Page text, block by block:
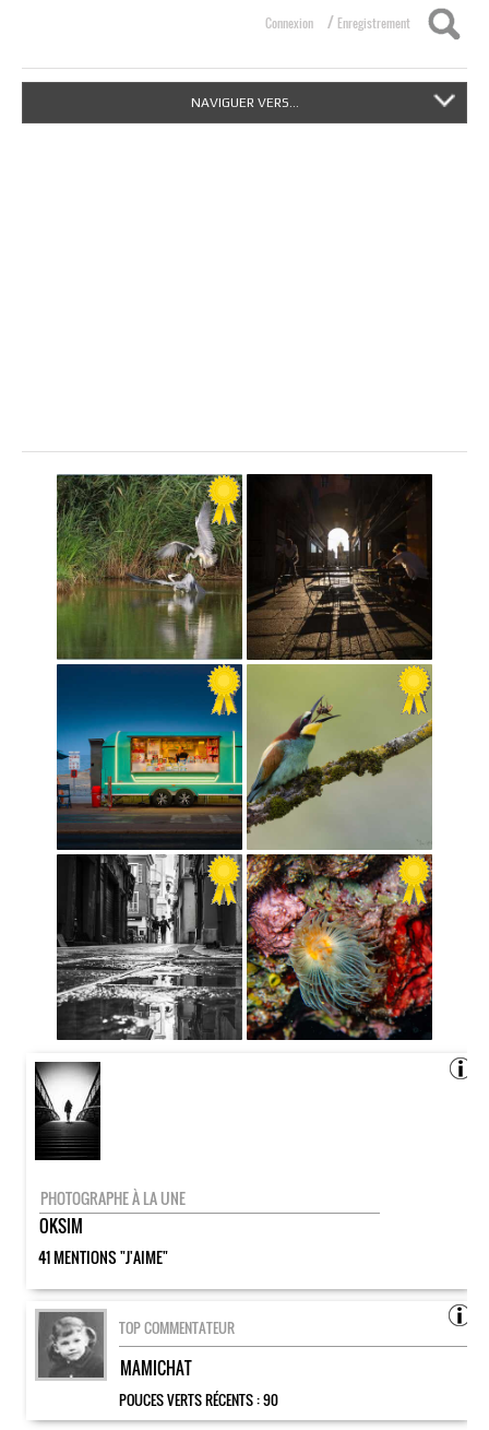
Connexion / Enregistrement
NAVIGUER VERS...
PHOTOGRAPHE À LA UNE
OKSIM
41 MENTIONS "J'AIME"
TOP COMMENTATEUR
MAMICHAT
POUCES VERTS RÉCENTS :90